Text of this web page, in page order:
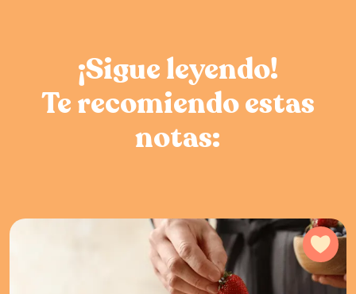
¡Sigue leyendo!
Te recomiendo estas
notas: